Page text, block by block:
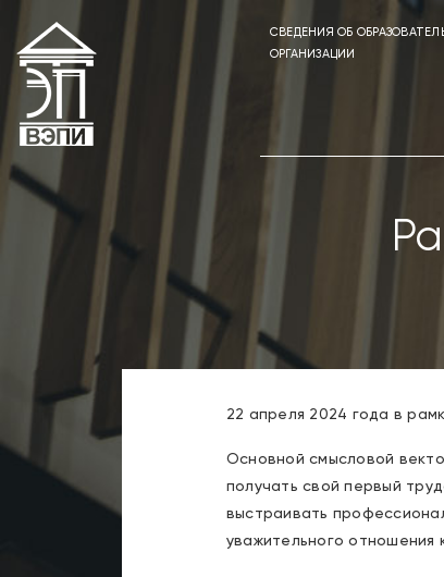
СВЕДЕНИЯ ОБ
ОРГАНИЗАЦИИ
22 апреля 2024 года в
Основной смысловой
получать свой первый
выстраивать
уважительного отношения